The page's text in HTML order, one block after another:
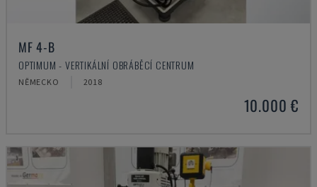
MF 4-B
OPTIMUM - VERTIKÁLNÍ OBRÁBĚCÍ CENTRUM
NĚMECKO 2018
10.000 €